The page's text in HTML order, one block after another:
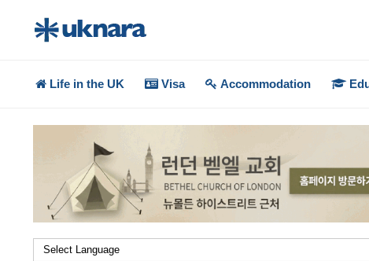
Life in the UK Visa Accommodation